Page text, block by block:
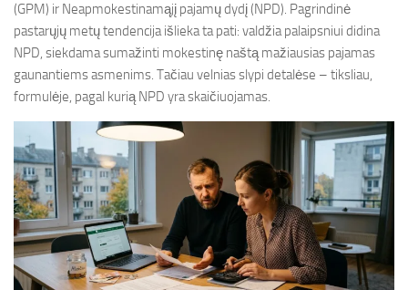
(GPM) ir Neapmokestinamąjį pajamų dydį (NPD). Pagrindinė
pastarųjų metų tendencija išlieka ta pati: valdžia palaipsniui didina
NPD, siekdama sumažinti mokestinę naštą mažiausias pajamas
gaunantiems asmenims. Tačiau velnias slypi detalėse – tiksliau,
formulėje, pagal kurią NPD yra skaičiuojamas.